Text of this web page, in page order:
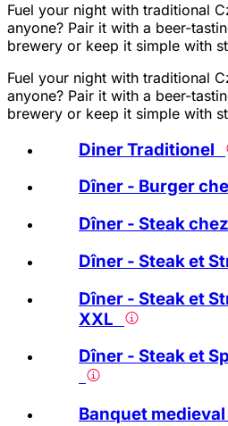
Fuel your night with traditional
anyone? Pair it with a beer-
brewery or keep it simple with
Fuel your night with traditional
anyone? Pair it with a beer-
brewery or keep it simple with
Diner Traditionel
Dîner - Burger
Dîner - Steak
Dîner - Steak et
Dîner - Steak et
XXL
Dîner - Steak et
Banquet medieval